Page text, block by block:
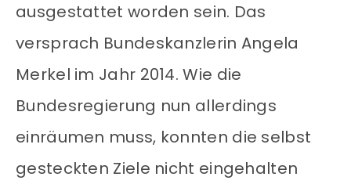
ausgestattet worden sein. Das
versprach Bundeskanzlerin Angela
Merkel im Jahr 2014. Wie die
Bundesregierung nun allerdings
einräumen muss, konnten die selbst
gesteckten Ziele nicht eingehalten